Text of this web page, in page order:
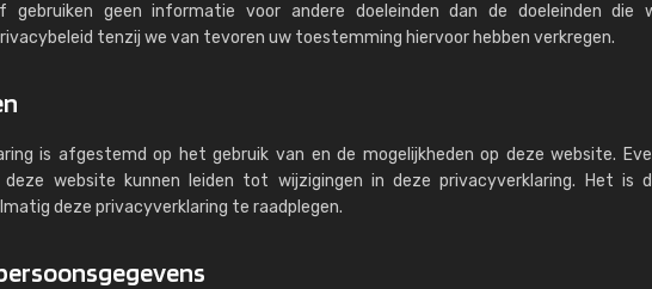
gebruiken geen informatie voor andere doeleinden dan de doeleinden die
tenzij we van tevoren uw toestemming hiervoor hebben verkregen.
is afgestemd op het gebruik van en de mogelijkheden op deze website.
deze website kunnen leiden tot wijzigingen in deze privacyverklaring. Het is
deze privacyverklaring te raadplegen.